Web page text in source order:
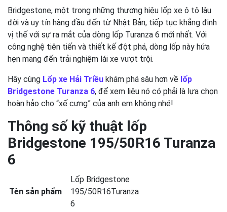
Bridgestone, một trong những thương hiệu lốp xe ô tô lâu
đời và uy tín hàng đầu đến từ Nhật Bản, tiếp tục khẳng định
vị thế với sự ra mắt của dòng lốp Turanza 6 mới nhất. Với
công nghệ tiên tiến và thiết kế đột phá, dòng lốp này hứa
hẹn mang đến trải nghiệm lái xe vượt trội.
Hãy cùng Lốp xe Hải Triều khám phá sâu hơn về lốp
Bridgestone Turanza 6, để xem liệu nó có phải là lựa chọn
hoàn hảo cho “xế cưng” của anh em không nhé!
Thông số kỹ thuật lốp
Bridgestone 195/50R16 Turanza
6
Tên sản phẩm
Lốp Bridgestone
195/50R16Turanza
6